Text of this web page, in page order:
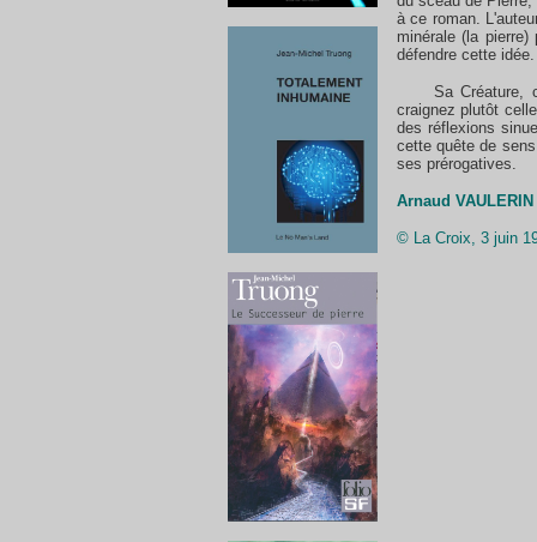
à ce roman.
minérale (la
défendre cette idée.
Sa Créature,
craignez plutôt
des réflexions
cette quête de
ses prérogatives.
Arnaud VAULERIN
© La Croix, 3 juin